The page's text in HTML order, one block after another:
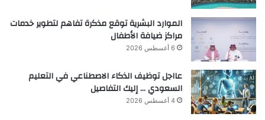
الموارد البشرية توقع مذكرة تفاهم لتطوير خدمات
مراكز ضيافة الأطفال
6 أغسطس 2026
عااجل توظيف الذكاء الاصطناعي في التعليم
السعودي … إليك التفاصيل
4 أغسطس 2026